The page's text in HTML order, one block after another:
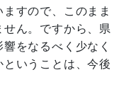
すので、このまま
ん。ですから、県
をなるべく少なく
いうことは、今後